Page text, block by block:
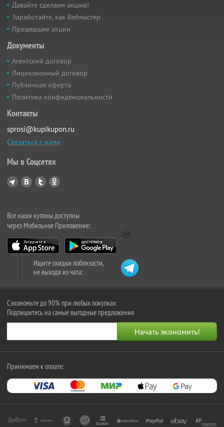
Давайте сделаем акцию!
Заработайте, как Вебмастер
Прошедшие акции
Документы
Агентский договор
Лицензионный договор
Публичная оферта
Политика конфиденциальности
Контакты
sprosi@kupikupon.ru
Связаться с нами
Мы в Соцсетях
Все наши купоны доступны
через Мобильное Приложение:
Ищите скидки поблизости,
не выходя из чата:
Сэкономьте до 90% при любых покупках
Подпишитесь на самые выгодные предложения
Принимаем к оплате: